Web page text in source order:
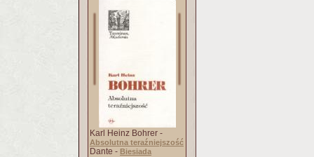
Karl Heinz Bohrer -
Absolutna teraźniejszość
Dante - Biesiada